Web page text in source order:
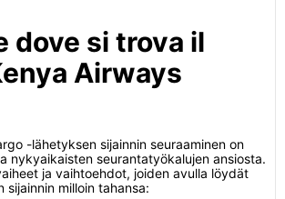
dove si trova il
Airways
-lähetyksen sijainnin seuraaminen on
nykyaikaisten seurantatyökalujen ansiosta.
ja vaihtoehdot, joiden avulla löydät
sijainnin milloin tahansa: